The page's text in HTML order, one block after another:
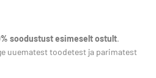
soodustust esimeselt ostult.
uuematest toodetest ja parimatest